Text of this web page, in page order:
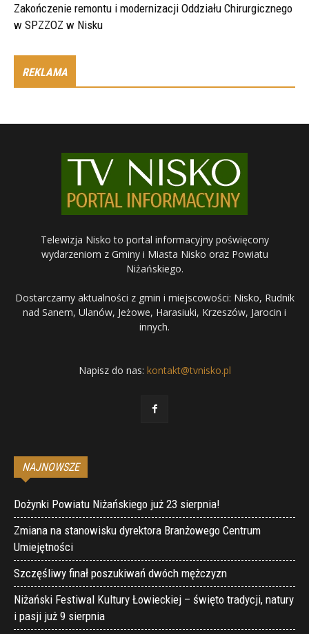
Zakończenie remontu i modernizacji Oddziału Chirurgicznego
w SPZZOZ w Nisku
REKLAMA
Telewizja Nisko to portal informacyjny poświęcony
wydarzeniom z Gminy i Miasta Nisko oraz Powiatu
Niżańskiego.
Dostarczamy aktualności z gmin i miejscowości: Nisko, Rudnik
nad Sanem, Ulanów, Jeżowe, Harasiuki, Krzeszów, Jarocin i
innych.
Napisz do nas: kontakt@tvnisko.pl
NAJNOWSZE
Dożynki Powiatu Niżańskiego już 23 sierpnia!
Zmiana na stanowisku dyrektora Branżowego Centrum
Umiejętności
Szczęśliwy finał poszukiwań dwóch mężczyzn
Niżański Festiwal Kultury Łowieckiej – święto tradycji, natury
i pasji już 9 sierpnia